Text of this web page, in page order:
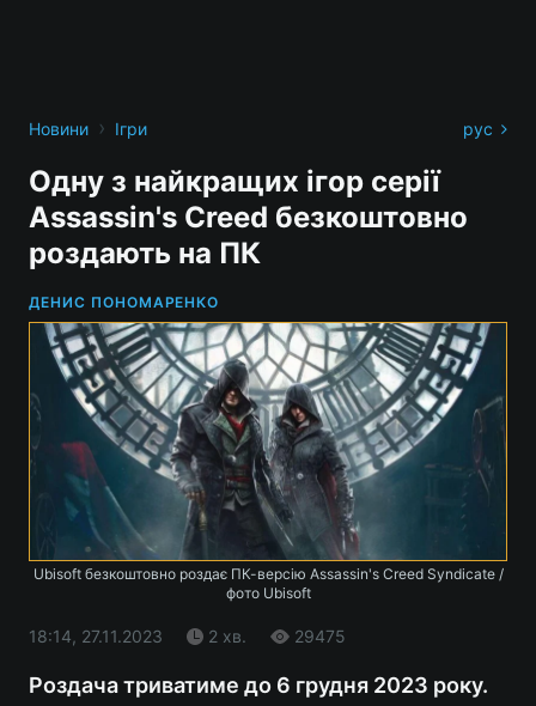
Новини › Ігри рус
Одну з найкращих ігор серії
Assassin's Creed безкоштовно
роздають на ПК
ДЕНИС ПОНОМАРЕНКО
Ubisoft безкоштовно роздає ПК-версію Assassin's Creed Syndicate /
фото Ubisoft
18:14, 27.11.2023 2 хв. 29475
Роздача триватиме до 6 грудня 2023 року.